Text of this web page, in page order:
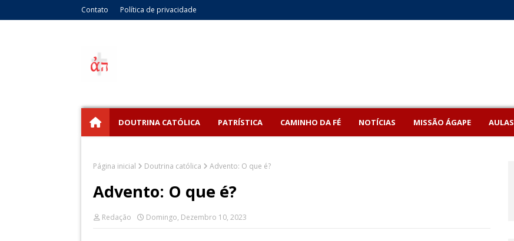
Contato Política de privacidade
DOUTRINA CATÓLICA PATRÍSTICA CAMINHO DA FÉ NOTÍCIAS MISSÃO ÁGAPE AULAS
Página inicial Doutrina católica Advento: O que é?
Advento: O que é?
Redação Domingo, Dezembro 10, 2023